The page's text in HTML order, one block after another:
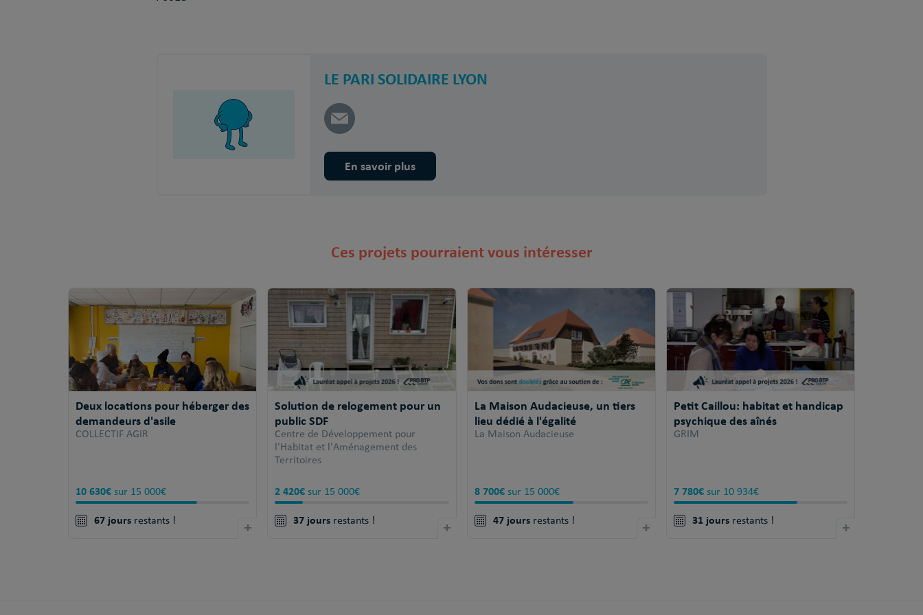
LE PARI SOLIDAIRE LYON
En savoir plus
Ces projets pourraient vous intéresser
Deux locations pour héberger des
demandeurs d'asile
COLLECTIF AGIR
10 630€ sur 15 000€
67 jours restants ! +
Solution de relogement pour un
public SDF
Centre de Développement pour
l'Habitat et l'Aménagement des
Territoires
2 420€ sur 15 000€
37 jours restants ! +
La Maison Audacieuse, un tiers
lieu dédié à l'égalité
La Maison Audacieuse
8 700€sur 15 000€
47 joursrestants ! +
Petit Caillou: habitat et handicap
psychique des aînés
GRIM
7 780€sur 10 934€
31 joursrestants ! +